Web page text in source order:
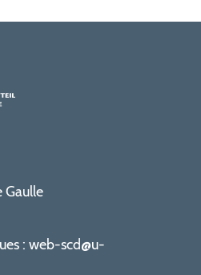
Gaulle
: web-scd@u-